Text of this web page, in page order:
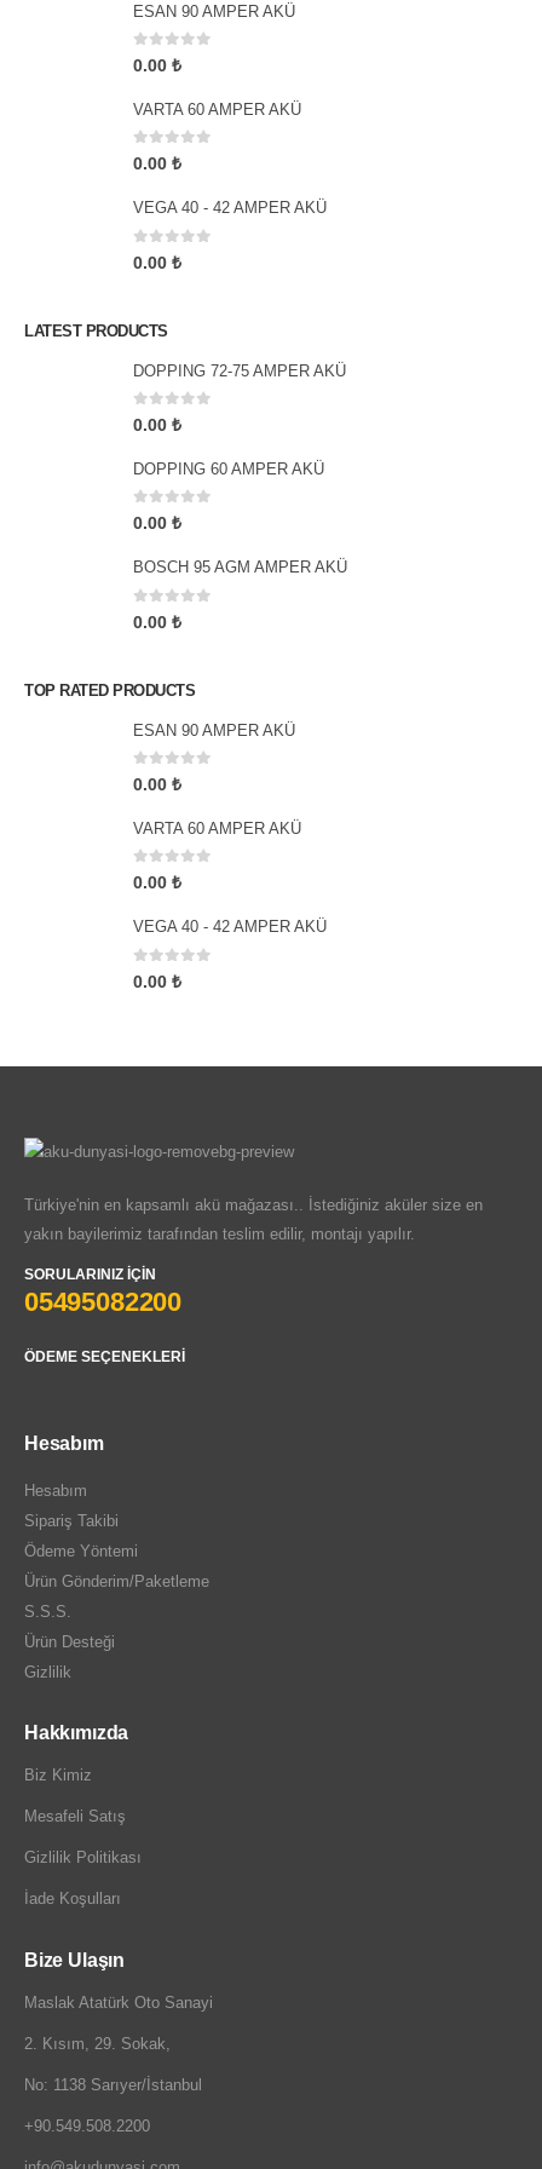
ESAN 90 AMPER AKÜ
0 5 üzerinden
0.00 ₺
VARTA 60 AMPER AKÜ
0 5 üzerinden
0.00 ₺
VEGA 40 - 42 AMPER AKÜ
0 5 üzerinden
0.00 ₺
LATEST PRODUCTS
DOPPING 72-75 AMPER AKÜ
0 5 üzerinden
0.00 ₺
DOPPING 60 AMPER AKÜ
0 5 üzerinden
0.00 ₺
BOSCH 95 AGM AMPER AKÜ
0 5 üzerinden
0.00 ₺
TOP RATED PRODUCTS
ESAN 90 AMPER AKÜ
0 5 üzerinden
0.00 ₺
VARTA 60 AMPER AKÜ
0 5 üzerinden
0.00 ₺
VEGA 40 - 42 AMPER AKÜ
0 5 üzerinden
0.00 ₺
Türkiye'nin en kapsamlı akü mağazası.. İstediğiniz aküler size en
yakın bayilerimiz tarafından teslim edilir, montajı yapılır.
SORULARINIZ İÇIN
05495082200
ÖDEME SEÇENEKLERI
Hesabım
Hesabım
Sipariş Takibi
Ödeme Yöntemi
Ürün Gönderim/Paketleme
S.S.S.
Ürün Desteği
Gizlilik
Hakkımızda
Biz Kimiz
Mesafeli Satış
Gizlilik Politikası
İade Koşulları
Bize Ulaşın
Maslak Atatürk Oto Sanayi
2. Kısım, 29. Sokak,
No: 1138 Sarıyer/İstanbul
+90.549.508.2200